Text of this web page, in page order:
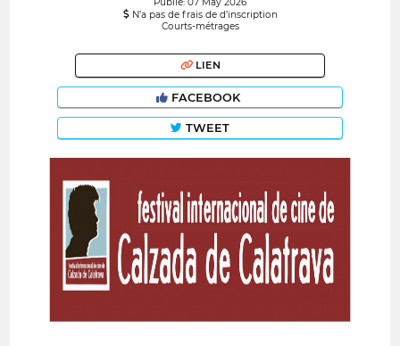
N’a pas de frais de d’inscription
Courts-métrages
LIEN
FACEBOOK
TWEET